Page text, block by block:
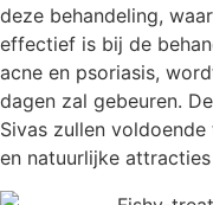
deze behandeling,
effectief is bij de
acne en psoriasis,
dagen zal gebeuren.
Sivas zullen
en natuurlijke